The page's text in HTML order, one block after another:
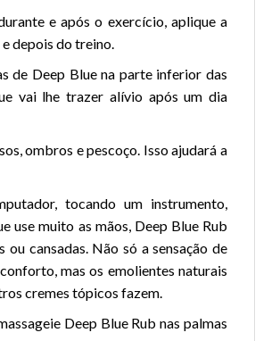
e após o exercício, aplique a
e depois do treino.
de Deep Blue na parte inferior das
vai lhe trazer alívio após um dia
ombros e pescoço. Isso ajudará a
tocando um instrumento,
use muito as mãos, Deep Blue Rub
cansadas. Não só a sensação de
mas os emolientes naturais
cremes tópicos fazem.
Deep Blue Rub nas palmas